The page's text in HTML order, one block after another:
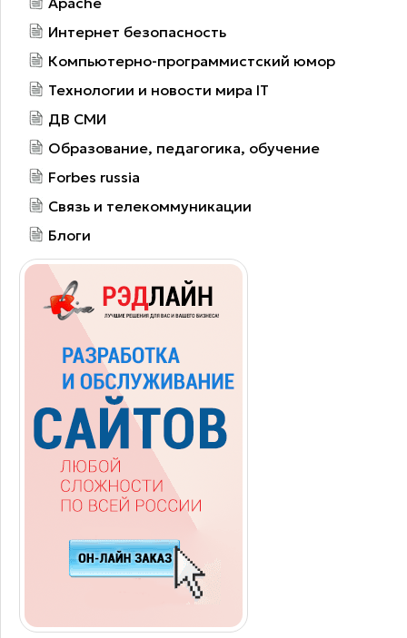
Интернет безопасность
Компьютерно-программистский юмор
Технологии и новости мира IT
ДВ СМИ
Образование, педагогика, обучение
Forbes russia
Связь и телекоммуникации
Блоги